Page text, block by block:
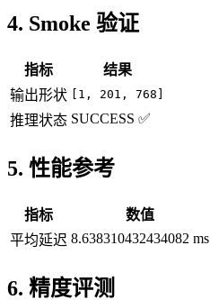
4. Smoke 验证
指标
结果
输出形状
[1, 201, 768]
推理状态 SUCCESS ✅
5. 性能参考
指标
数值
平均延迟 8.638310432434082 ms
6. 精度评测